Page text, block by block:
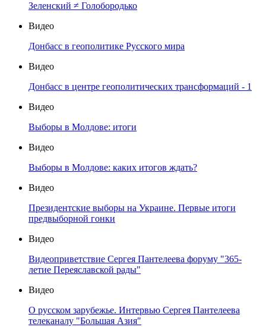
Зеленский ≠ Голобородько
Видео
Донбасс в геополитике Русского мира
Видео
Донбасс в центре геополитических трансформаций - 1
Видео
Выборы в Молдове: итоги
Видео
Выборы в Молдове: каких итогов ждать?
Видео
Президентские выборы на Украине. Первые итоги
предвыборной гонки
Видео
Видеоприветствие Сергея Пантелеева форуму "365-
летие Переяславской рады"
Видео
О русском зарубежье. Интервью Сергея Пантелеева
телеканалу "Большая Азия"